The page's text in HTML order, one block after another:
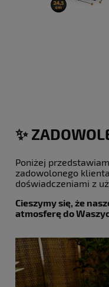
✨
Poniżej
zadowolonego
doświadczeniami z
Cieszymy się, że
atmosferę do